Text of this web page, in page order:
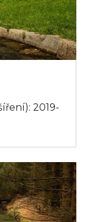
2019-